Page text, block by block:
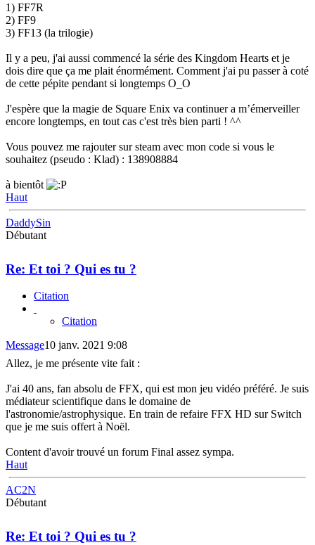
1) FF7R
2) FF9
3) FF13 (la trilogie)
Il y a peu, j'ai aussi commencé la série des Kingdom Hearts et je
dois dire que ça me plait énormément. Comment j'ai pu passer à coté
de cette pépite pendant si longtemps O_O
J'espère que la magie de Square Enix va continuer a m’émerveiller
encore longtemps, en tout cas c'est très bien parti ! ^^
Vous pouvez me rajouter sur steam avec mon code si vous le
souhaitez (pseudo : Klad) : 138908884
à bientôt
Haut
DaddySin
Débutant
Re: Et toi ? Qui es tu ?
Citation
Citation
Message10 janv. 2021 9:08
Allez, je me présente vite fait :
J'ai 40 ans, fan absolu de FFX, qui est mon jeu vidéo préféré. Je suis
médiateur scientifique dans le domaine de
l'astronomie/astrophysique. En train de refaire FFX HD sur Switch
que je me suis offert à Noël.
Content d'avoir trouvé un forum Final assez sympa.
Haut
AC2N
Débutant
Re: Et toi ? Qui es tu ?